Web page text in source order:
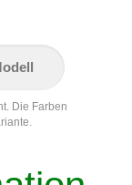
Die Farben